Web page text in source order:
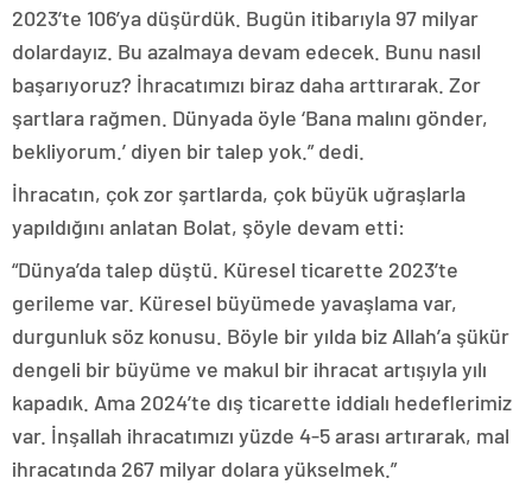
2023’te 106’ya düşürdük. Bugün itibarıyla 97 milyar
dolardayız. Bu azalmaya devam edecek. Bunu nasıl
başarıyoruz? İhracatımızı biraz daha arttırarak. Zor
şartlara rağmen. Dünyada öyle ‘Bana malını gönder,
bekliyorum.’ diyen bir talep yok.” dedi.
İhracatın, çok zor şartlarda, çok büyük uğraşlarla
yapıldığını anlatan Bolat, şöyle devam etti:
“Dünya’da talep düştü. Küresel ticarette 2023’te
gerileme var. Küresel büyümede yavaşlama var,
durgunluk söz konusu. Böyle bir yılda biz Allah’a şükür
dengeli bir büyüme ve makul bir ihracat artışıyla yılı
kapadık. Ama 2024’te dış ticarette iddialı hedeflerimiz
var. İnşallah ihracatımızı yüzde 4-5 arası artırarak, mal
ihracatında 267 milyar dolara yükselmek.”